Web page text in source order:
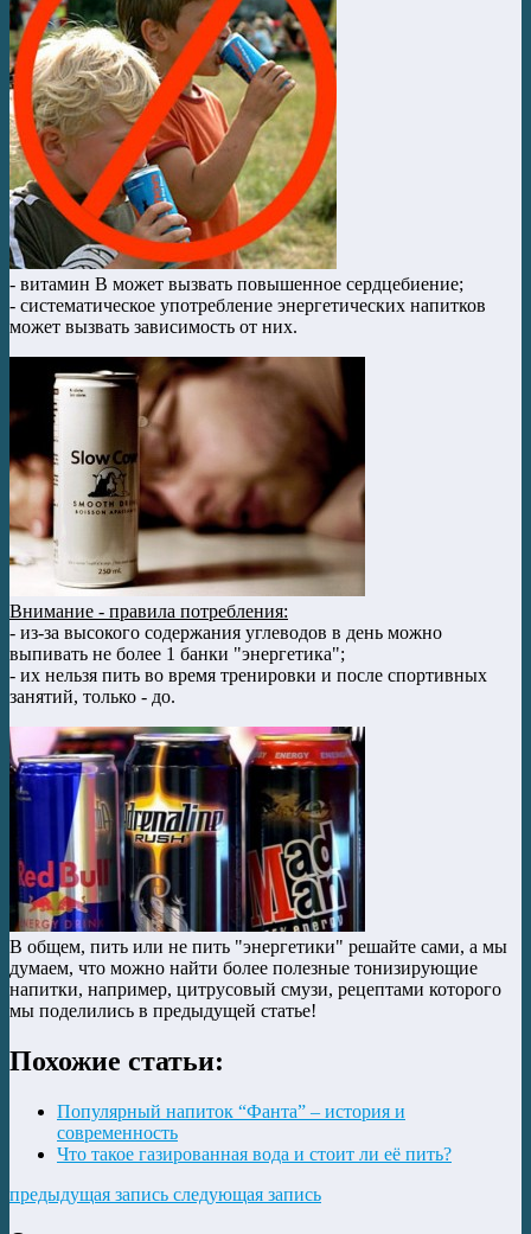
- витамин B может вызвать повышенное сердцебиение;
- систематическое употребление энергетических напитков
может вызвать зависимость от них.
Внимание - правила потребления:
- из-за высокого содержания углеводов в день можно
выпивать не более 1 банки "энергетика";
- их нельзя пить во время тренировки и после спортивных
занятий, только - до.
В общем, пить или не пить "энергетики" решайте сами, а мы
думаем, что можно найти более полезные тонизирующие
напитки, например, цитрусовый смузи, рецептами которого
мы поделились в предыдущей статье!
Похожие статьи:
Популярный напиток “Фанта” – история и
современность
Что такое газированная вода и стоит ли её пить?
предыдущая запись следующая запись